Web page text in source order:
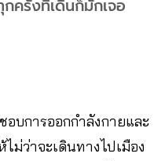
ครั้งที่เดินก็มักเจอ
บการออกกำลังกายและ
ม่ว่าจะเดินทางไปเมือง